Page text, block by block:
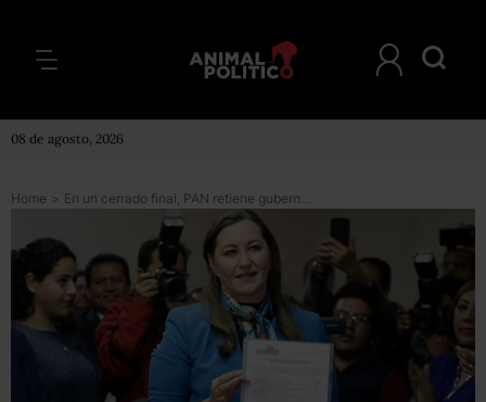
08 de agosto, 2026
Home > En un cerrado final, PAN retiene gubernatura de Puebla; Morena se queda a tres puntos